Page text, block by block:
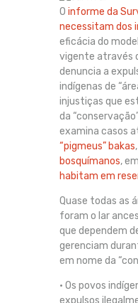
O informe da
necessitam dos
eficácia do
vigente através
denuncia a
indígenas de
injustiças que
da
examina casos
“pigmeus” bakas
bosquímanos,
habitam em
Quase todas as
foram o lar
que dependem
gerenciam
em nome da
• Os povos
expulsos